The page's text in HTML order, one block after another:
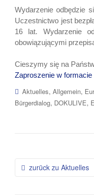
Wydarzenie odbędzie
Uczestnictwo jest
16 lat. Wydarzenie
obowiązującymi
Cieszymy się na
Zaproszenie w formacie
Aktuelles, Allgemein,
Bürgerdialog, DOKULIVE,
zurück zu Aktuelles